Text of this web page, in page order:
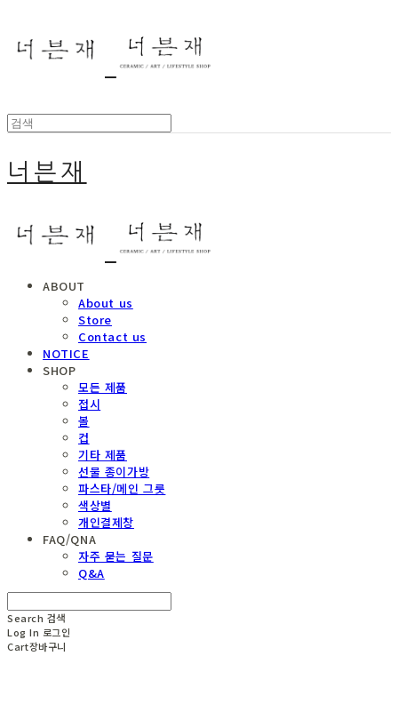
너븐재
ABOUT
About us
Store
Contact us
NOTICE
SHOP
모든 제품
접시
볼
컵
기타 제품
선물 종이가방
파스타/메인 그릇
색상별
개인결제창
FAQ/QNA
자주 묻는 질문
Q&A
Search 검색
Log In 로그인
Cart장바구니